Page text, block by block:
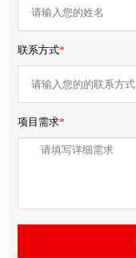
联系方式*
项目需求*